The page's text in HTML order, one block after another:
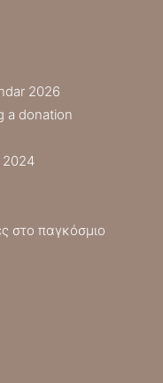
2026
a donation
2024
στο παγκόσμιο